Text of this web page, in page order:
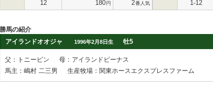
12 180円 2番人気 1-12
勝馬の紹介
アイランドオオジャ
1996年2月8日生 牡5
父：トニービン
母：アイランドビーナス
馬主：嶋村 二三男
生産牧場：関東ホースエクスプレスファーム